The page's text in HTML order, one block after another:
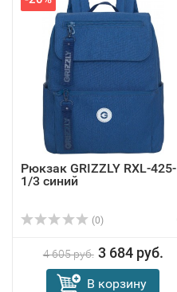
Рюкзак GRIZZLY RXL-425-
1/3 синий
(0)
4 605 руб. 3 684 руб.
В корзину